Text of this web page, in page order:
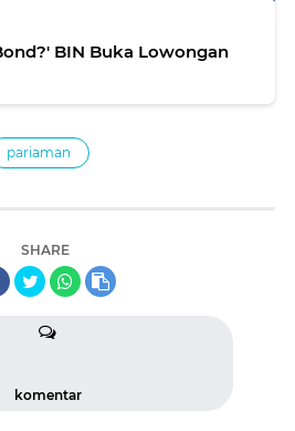
BIN Buka Lowongan
pariaman
SHARE
komentar